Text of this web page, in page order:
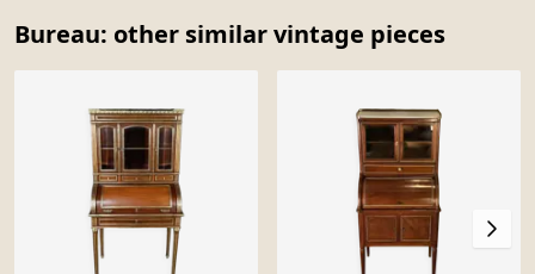
Bureau: other similar vintage pieces